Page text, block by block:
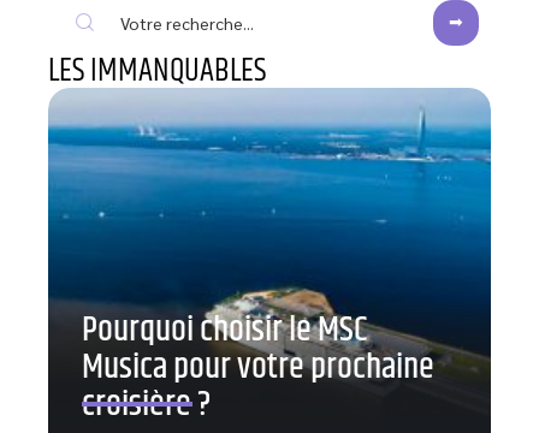
LES IMMANQUABLES
Pourquoi choisir le MSC
Musica pour votre prochaine
croisière ?